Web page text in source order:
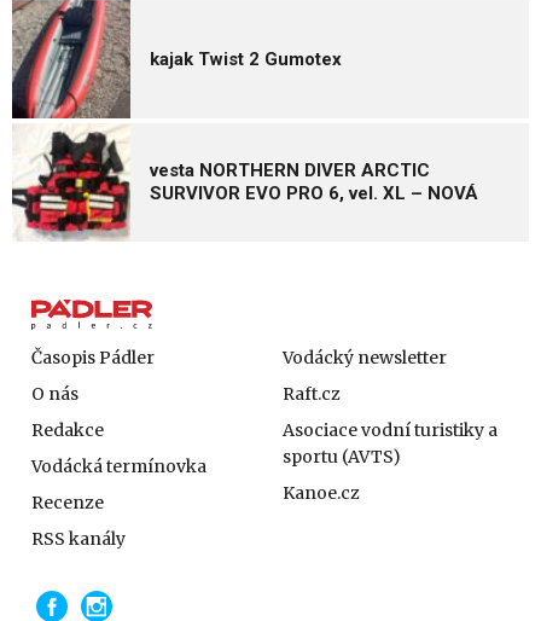
kajak Twist 2 Gumotex
vesta NORTHERN DIVER ARCTIC
SURVIVOR EVO PRO 6, vel. XL – NOVÁ
Časopis Pádler
O nás
Redakce
Vodácká termínovka
Recenze
Vodácký newsletter
Raft.cz
Asociace vodní turistiky a
sportu (AVTS)
Kanoe.cz
RSS kanály